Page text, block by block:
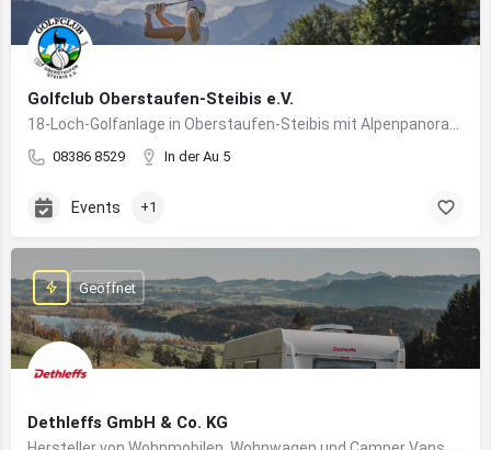
Golfclub Oberstaufen-Steibis e.V.
08386 8529 In der Au 5
Events +1
Dethleffs GmbH & Co. KG
Geöffnet